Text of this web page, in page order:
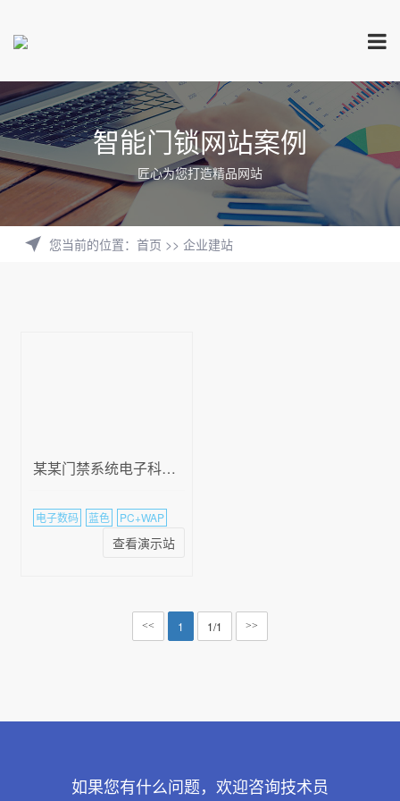
智能门锁网站案例
匠心为您打造精品网站
您当前的位置： 首页 >> 企业建站
某某门禁系统电子科技有限公司
电子数码 蓝色 PC+WAP
查看演示站
<< 1 1/1 >>
如果您有什么问题，欢迎咨询技术员